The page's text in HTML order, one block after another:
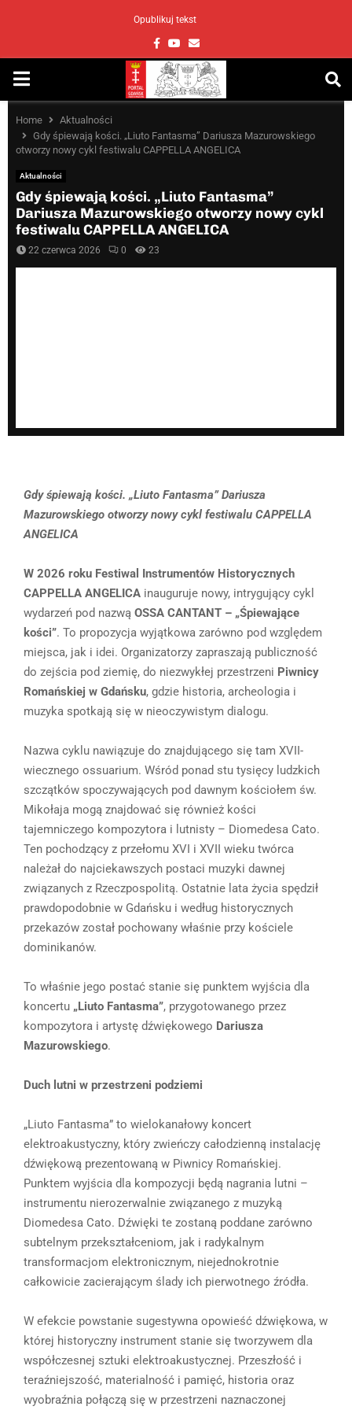
Opublikuj tekst
Facebook
Youtube
Email
PRIMARY
MENU
Home
Aktualności
Gdy śpiewają kości. „Liuto Fantasma” Dariusza Mazurowskiego
otworzy nowy cykl festiwalu CAPPELLA ANGELICA
Aktualności
Gdy śpiewają kości. „Liuto Fantasma”
Dariusza Mazurowskiego otworzy nowy cykl
festiwalu CAPPELLA ANGELICA
22 czerwca 2026 0 23
Gdy śpiewają kości. „Liuto Fantasma” Dariusza
Mazurowskiego otworzy nowy cykl festiwalu CAPPELLA
ANGELICA
W 2026 roku Festiwal Instrumentów Historycznych
CAPPELLA ANGELICA inauguruje nowy, intrygujący cykl
wydarzeń pod nazwą OSSA CANTANT – „Śpiewające
kości”. To propozycja wyjątkowa zarówno pod względem
miejsca, jak i idei. Organizatorzy zapraszają publiczność
do zejścia pod ziemię, do niezwykłej przestrzeni Piwnicy
Romańskiej w Gdańsku, gdzie historia, archeologia i
muzyka spotkają się w nieoczywistym dialogu.
Nazwa cyklu nawiązuje do znajdującego się tam XVII-
wiecznego ossuarium. Wśród ponad stu tysięcy ludzkich
szczątków spoczywających pod dawnym kościołem św.
Mikołaja mogą znajdować się również kości
tajemniczego kompozytora i lutnisty – Diomedesa Cato.
Ten pochodzący z przełomu XVI i XVII wieku twórca
należał do najciekawszych postaci muzyki dawnej
związanych z Rzeczpospolitą. Ostatnie lata życia spędził
prawdopodobnie w Gdańsku i według historycznych
przekazów został pochowany właśnie przy kościele
dominikanów.
To właśnie jego postać stanie się punktem wyjścia dla
koncertu „Liuto Fantasma”, przygotowanego przez
kompozytora i artystę dźwiękowego Dariusza
Mazurowskiego.
Duch lutni w przestrzeni podziemi
„Liuto Fantasma” to wielokanałowy koncert
elektroakustyczny, który zwieńczy całodzienną instalację
dźwiękową prezentowaną w Piwnicy Romańskiej.
Punktem wyjścia dla kompozycji będą nagrania lutni –
instrumentu nierozerwalnie związanego z muzyką
Diomedesa Cato. Dźwięki te zostaną poddane zarówno
subtelnym przekształceniom, jak i radykalnym
transformacjom elektronicznym, niejednokrotnie
całkowicie zacierającym ślady ich pierwotnego źródła.
W efekcie powstanie sugestywna opowieść dźwiękowa, w
której historyczny instrument stanie się tworzywem dla
współczesnej sztuki elektroakustycznej. Przeszłość i
teraźniejszość, materialność i pamięć, historia oraz
wyobraźnia połączą się w przestrzeni naznaczonej